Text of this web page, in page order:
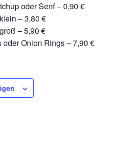
oder Senf – 0,90 €
– 3,80 €
– 5,90 €
oder Onion Rings – 7,90 €